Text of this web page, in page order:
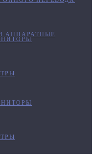
АППАРАТНЫЕ